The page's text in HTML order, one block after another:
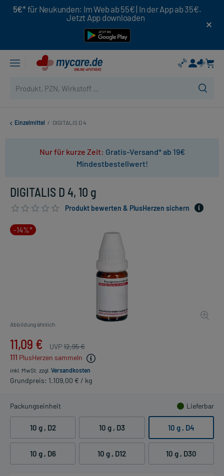
5€* für Neukunden: Im Web ab 55€ | In der App ab 35€.
Jetzt App downloaden
Einzelmittel / DIGITALIS D 4
Nur für kurze Zeit: Gratis-Versand* ab 19€
Mindestbestellwert!
DIGITALIS D 4, 10 g
Produkt bewerten & PlusHerzen sichern
-14%*
Abbildung ähnlich
11,09 € UVP12,95 €
111 PlusHerzen sammeln
inkl. MwSt. zzgl. Versandkosten
Grundpreis: 1.109,00 € / kg
Packungseinheit Lieferbar
10 g , D2 10 g , D3 10 g , D4
10 g , D6 10 g , D12 10 g , D30